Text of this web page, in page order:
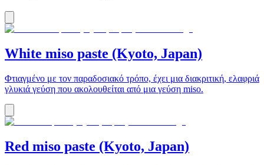
White miso paste (Kyoto, Japan)
Φτιαγμένο με τον παραδοσιακό τρόπο, έχει μια διακριτική, ελαφριά
γλυκιά γεύση που ακολουθείται από μια γεύση miso.
Red miso paste (Kyoto, Japan)